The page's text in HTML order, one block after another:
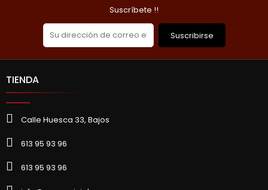
Suscríbete !!
Suscribirse
TIENDA
Calle Huesca 33, Bajos
613 95 93 96
613 95 93 96